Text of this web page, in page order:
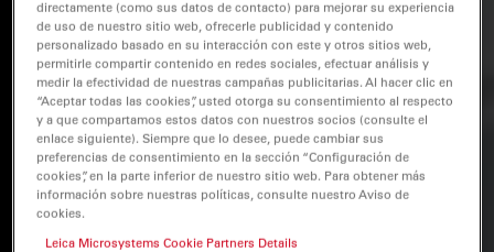
directamente (como sus datos de contacto) para mejorar su experiencia
de uso de nuestro sitio web, ofrecerle publicidad y contenido
personalizado basado en su interacción con este y otros sitios web,
permitirle compartir contenido en redes sociales, efectuar análisis y
medir la efectividad de nuestras campañas publicitarias. Al hacer clic en
“Aceptar todas las cookies”, usted otorga su consentimiento al respecto
y a que compartamos estos datos con nuestros socios (consulte el
enlace siguiente). Siempre que lo desee, puede cambiar sus
preferencias de consentimiento en la sección “Configuración de
cookies”, en la parte inferior de nuestro sitio web. Para obtener más
información sobre nuestras políticas, consulte nuestro Aviso de
cookies.
Leica Microsystems Cookie Partners Details